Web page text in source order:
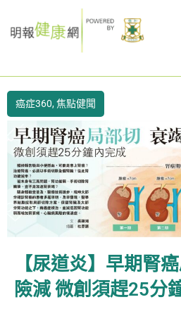
to
癌症360,焦點健聞
【尿道炎】早期腎
險減 微創須趕25分